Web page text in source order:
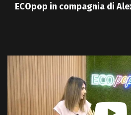
ECOpop in compagnia di